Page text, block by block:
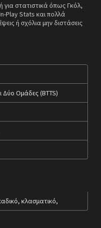
για στατιστικά όπως Γκόλ,
Play Stats και πολλά
ή σχόλια μην διστάσεις
Δύο Ομάδες (BTTS)
κλασματικό,